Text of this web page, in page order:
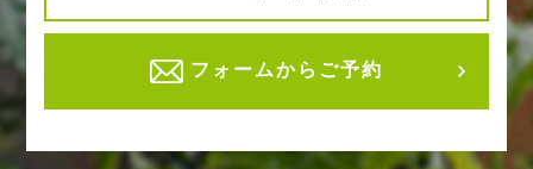
フォームからご予約